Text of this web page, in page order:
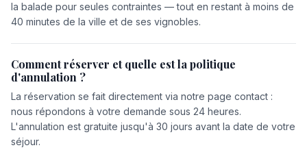
la balade pour seules contraintes — tout en restant à moins de
40 minutes de la ville et de ses vignobles.
Comment réserver et quelle est la politique
d'annulation ?
La réservation se fait directement via notre page contact :
nous répondons à votre demande sous 24 heures.
L'annulation est gratuite jusqu'à 30 jours avant la date de votre
séjour.